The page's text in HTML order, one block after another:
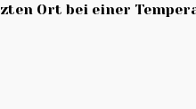
Ort bei einer